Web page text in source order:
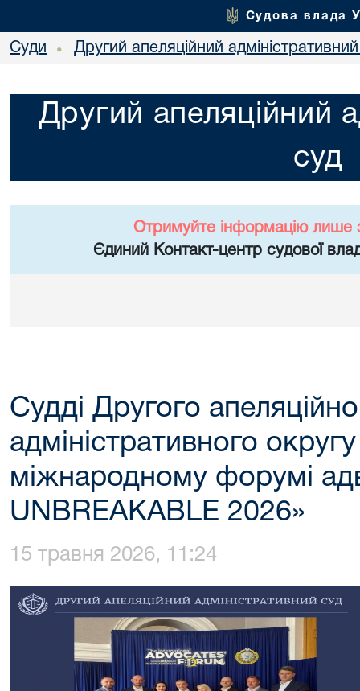
Судова влада
Суди • Другий апеляційний
Другий апеляційний
суд
Отримуйте інформацію лише
Єдиний Контакт-центр судової
Судді Другого
адміністративного
міжнародному форумі
UNBREAKABLE 2026»
15 травня 2026, 11:24